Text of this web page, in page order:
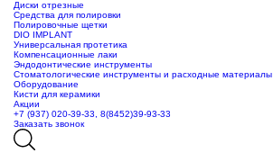
Диски отрезные
Средства для полировки
Полировочные щетки
DIO IMPLANT
Универсальная протетика
Компенсационные лаки
Эндодонтические инструменты
Стоматологические инструменты и расходные материалы
Оборудование
Кисти для керамики
Акции
+7 (937) 020-39-33, 8(8452)39-93-33
Заказать звонок